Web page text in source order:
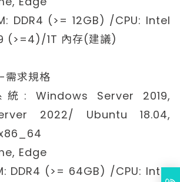
DDR4 (>= 12GB) /CPU: Intel
(>=4)/1T 內存(建議)
需求規格
: Windows Server 2019,
2022/ Ubuntu 18.04,
Edge
DDR4 (>= 64GB) /CPU: Intel